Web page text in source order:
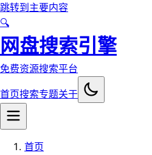
跳转到主要内容
🔍
网盘搜索引擎
免费资源搜索平台
首页搜索专题关于
首页